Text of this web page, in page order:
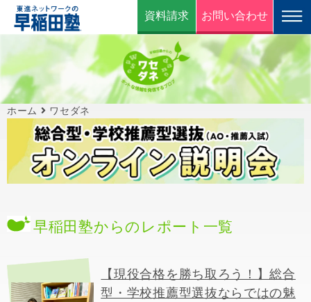
資料請求 お問い合わせ
ホーム ワセダネ
早稲田塾からのレポート一覧
【現役合格を勝ち取ろう！】総合
型・学校推薦型選抜ならではの魅